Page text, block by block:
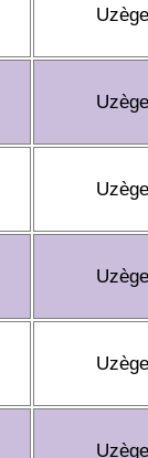
Uzège
Uzège
Uzège
Uzège
Uzège
Uzège